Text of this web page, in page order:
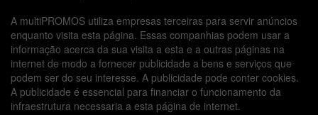
A multiPROMOS utiliza empresas terceiras para servir anúncios
enquanto visita esta página. Essas companhias podem usar a
informação acerca da sua visita a esta e a outras páginas na
internet de modo a fornecer publicidade a bens e serviços que
podem ser do seu interesse. A publicidade pode conter cookies.
A publicidade é essencial para financiar o funcionamento da
infraestrutura necessaria a esta página de internet.